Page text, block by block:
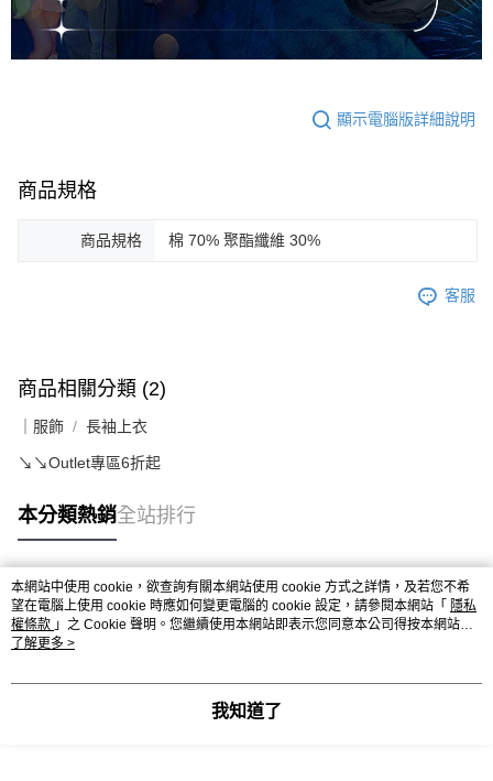
顯示電腦版詳細說明
商品規格
商品規格 棉 70% 聚酯纖維 30%
客服
商品相關分類 (2)
｜服飾 長袖上衣
↘️↘️Outlet專區6折起
本分類熱銷全站排行
熱門標籤
本網站中使用 cookie，欲查詢有關本網站使用 cookie 方式之詳情，及若您不希
望在電腦上使用 cookie 時應如何變更電腦的 cookie 設定，請參閱本網站「 隱私
權條款 」之 Cookie 聲明。您繼續使用本網站即表示您同意本公司得按本網站使
用條款之 Cookie 聲明使用 cookie。
了解更多 >
我知道了